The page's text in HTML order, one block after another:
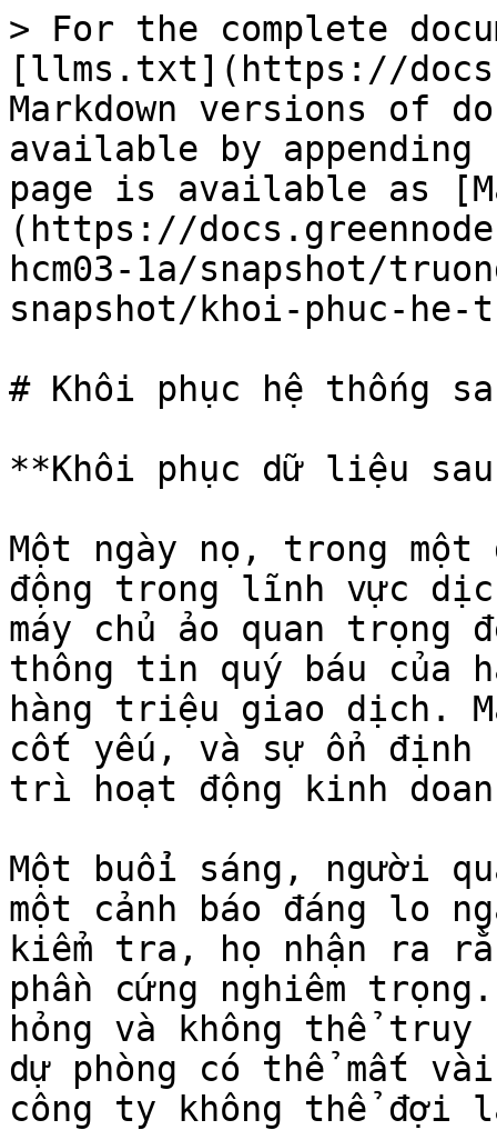
> For the complete
[llms.txt](https://
Markdown versions of
available by
page is available as
(https://
hcm03-1a/snapshot/
snapshot/khoi-phuc-he-
# Khôi phục hệ thống
**Khôi phục dữ liệu
Một ngày nọ, trong một
động trong lĩnh vực
máy chủ ảo quan trọng
thông tin quý báu của
hàng triệu giao dịch.
cốt yếu, và sự ổn định
trì hoạt động kinh
Một buổi sáng, người
một cảnh báo đáng lo
kiểm tra, họ nhận ra
phần cứng nghiêm
hỏng và không thể truy
dự phòng có thể mất
công ty không thể đợi